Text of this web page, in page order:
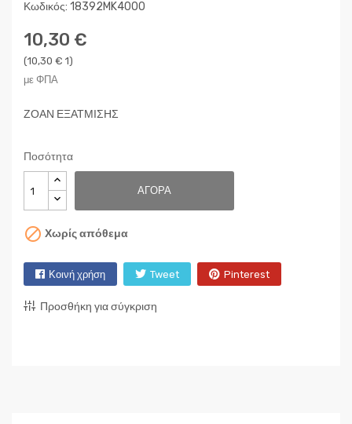
Κωδικός: 18392MK4000
10,30 €
(10,30 € 1)
με ΦΠΑ
ΖΟΑΝ ΕΞΑΤΜΙΣΗΣ
Ποσότητα
ΑΓΟΡΆ
 Χωρίς απόθεμα
Κοινή χρήση Tweet Pinterest
Προσθήκη για σύγκριση